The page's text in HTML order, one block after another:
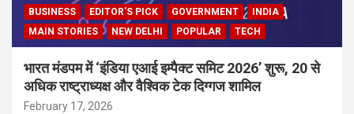
BUSINESS EDITOR'S PICK GOVERNMENT
INDIA
MAIN STORIES
NEW DELHI POPULAR TECH
भारत मंडपम में ‘इंडिया एआई इम्पैक्ट समिट 2026’ शुरू, 20 से
अधिक राष्ट्राध्यक्ष और वैश्विक टेक दिग्गज शामिल
February 17, 2026